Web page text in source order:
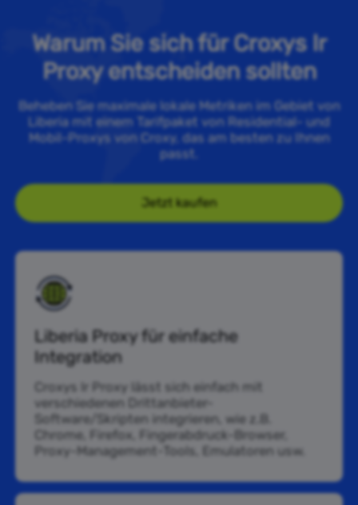
Warum Sie sich für Croxys lr
Proxy entscheiden sollten
Beheben Sie maximale lokale Metriken im Gebiet von
Liberia mit einem Tarifpaket von Residential- und
Mobil-Proxys von Croxy, das am besten zu Ihnen
passt.
Jetzt kaufen
Liberia Proxy für einfache
Integration
Croxys lr Proxy lässt sich einfach mit
verschiedenen Drittanbieter-
Software/Skripten integrieren, wie z.B.
Chrome, Firefox, Fingerabdruck-Browser,
Proxy-Management-Tools, Emulatoren usw.